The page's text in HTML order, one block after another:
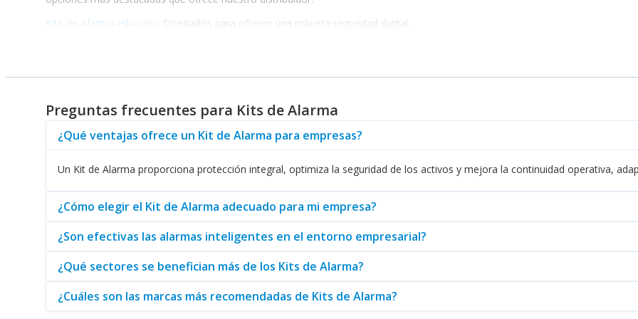
Kits-de-Alarma-Hikvision : Diseñados para ofrecer una robusta seguridad digital.
Kits de Alarma Qolsys: Con un enfoque en la integración de sistemas y fácil acceso a la gestión de la seguridad.
Al elegir unKit de Alarma, su empresa obtiene un sistema que se integra a sus procesos de operación, optimizando la
considerar las necesidades particulares de su industria para tomar decisiones acertadas y estratégicas.
Para maximizar la protección y la confiabilidad de su sistema de seguridad, se recomienda realizar una evaluación exhaustiva
Preguntas frecuentes para Kits de Alarma
¿Qué ventajas ofrece un Kit de Alarma para empresas?
Un Kit de Alarma proporciona protección integral, optimiza la seguridad de los activos y mejora la continuidad operativa,
¿Cómo elegir el Kit de Alarma adecuado para mi empresa?
¿Son efectivas las alarmas inteligentes en el entorno empresarial?
¿Qué sectores se benefician más de los Kits de Alarma?
¿Cuáles son las marcas más recomendadas de Kits de Alarma?